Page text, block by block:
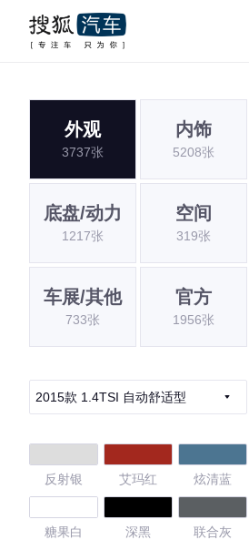
外观
3737张
内饰
5208张
底盘/动力
1217张
空间
319张
车展/其他
733张
官方
1956张
2015款 1.4TSI 自动舒适型
反射银 艾玛红 炫清蓝
糖果白 深黑 联合灰